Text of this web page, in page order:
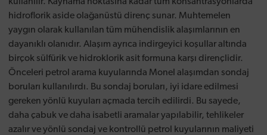
hidroflorik aside olağanüstü direnç sunar. Muhtemelen
yaygın olarak kullanılan tüm mühendislik alaşımlarının en
dayanıklı olanıdır. Alaşım ayrıca indirgeyici koşullar altında
birçok sülfürik ve hidroklorik asit formuna karşı dirençlidir.
Önceleri petrol arama kuyularında Monel alaşımdan sondaj
boruları kullanılırdı. Bu sondaj boruları, iyi idare edilmesi
gereken yönlü kuyuları açmada tercih edilirdi. Bu sayede,
daha çabuk ve daha isabetli aramalar yapılabilir, tehlikeler
azalır ve yönlü sondaj ve kontrollü petrol kuyularının maliyeti